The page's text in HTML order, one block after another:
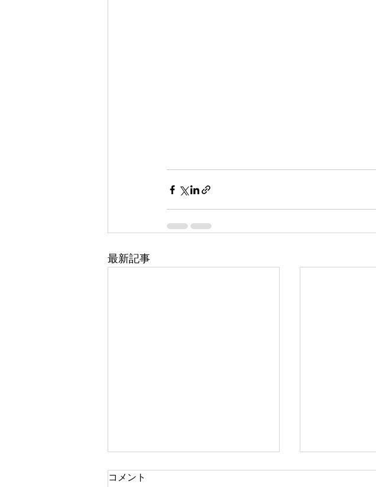
最新記事
コメント